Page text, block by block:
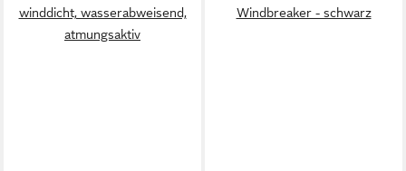
winddicht, wasserabweisend,
atmungsaktiv
Windbreaker - schwarz